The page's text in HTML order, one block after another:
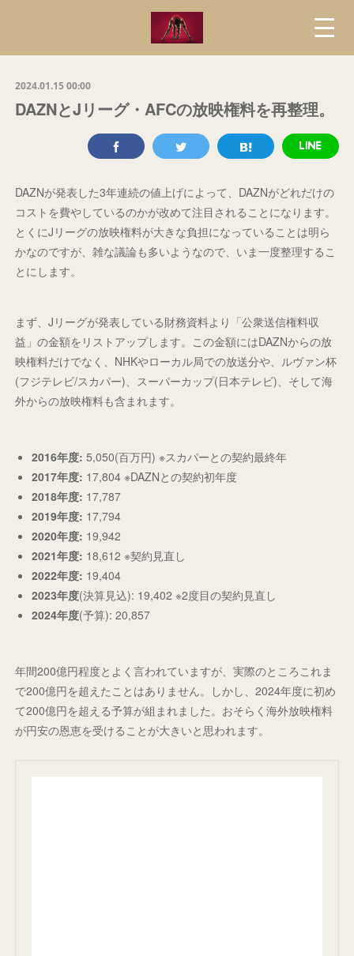
2024.01.15 00:00
DAZNとJリーグ・AFCの放映権料を再整理。
DAZNが発表した3年連続の値上げによって、DAZNがどれだけの
コストを費やしているのかが改めて注目されることになります。
とくにJリーグの放映権料が大きな負担になっていることは明ら
かなのですが、雑な議論も多いようなので、いま一度整理するこ
とにします。
まず、Jリーグが発表している財務資料より「公衆送信権料収
益」の金額をリストアップします。この金額にはDAZNからの放
映権料だけでなく、NHKやローカル局での放送分や、ルヴァン杯
(フジテレビ/スカパー)、スーパーカップ(日本テレビ)、そして海
外からの放映権料も含まれます。
2016年度: 5,050(百万円) ※スカパーとの契約最終年
2017年度: 17,804 ※DAZNとの契約初年度
2018年度: 17,787
2019年度: 17,794
2020年度: 19,942
2021年度: 18,612 ※契約見直し
2022年度: 19,404
2023年度(決算見込): 19,402 ※2度目の契約見直し
2024年度(予算): 20,857
年間200億円程度とよく言われていますが、実際のところこれま
で200億円を超えたことはありません。しかし、2024年度に初め
て200億円を超える予算が組まれました。おそらく海外放映権料
が円安の恩恵を受けることが大きいと思われます。